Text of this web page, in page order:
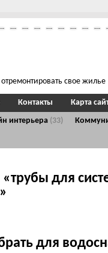
свое жилье
интерьера (33)
Контакты Карта
для
для